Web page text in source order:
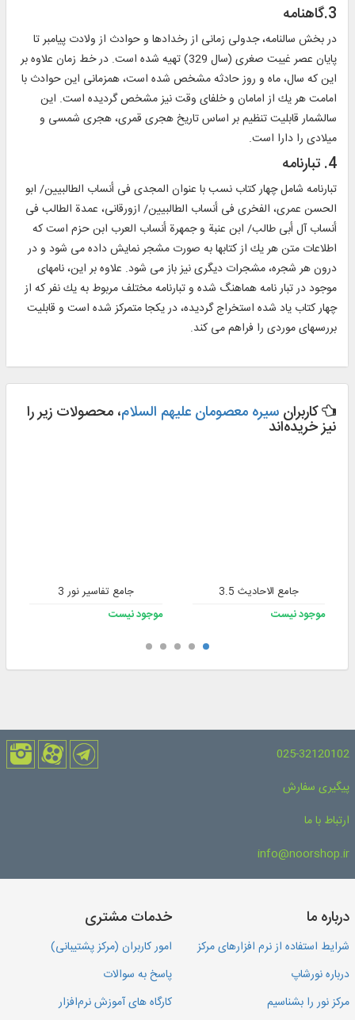
3.گاهنامه‏
در بخش سالنامه، جدولى زمانى از رخدادها و حوادث از ولادت پيامبر تا
پايان عصر غيبت صغرى (سال 329) تهيه شده است. در خط زمان علاوه بر
اين كه سال، ماه و روز حادثه مشخص شده است، همزمانى اين حوادث با
امامت هر يك از امامان و خلفاى وقت نيز مشخص گرديده است. اين
سالشمار قابليت تنظيم بر اساس تاريخ هجرى قمرى، هجرى شمسى و
ميلادى را دارا است.
4. تبارنامه‏
تبارنامه شامل چهار كتاب نسب با عنوان المجدى فى أنساب الطالبيين/ ابو
الحسن عمرى، الفخرى فى أنساب الطالبيين/ ازورقانى، عمدة الطالب فى
أنساب آل أبى طالب/ ابن عنبة و جمهرة أنساب العرب ابن حزم است كه
اطلاعات متن هر يك از كتابها به صورت مشجر نمايش داده مى شود و در
درون هر شجره، مشجرات ديگرى نيز باز مى شود. علاوه بر اين، نامهاى
موجود در تبار نامه هماهنگ شده و تبارنامه مختلف مربوط به يك نفر كه از
چهار كتاب ياد شده استخراج گرديده، در يكجا متمركز شده است و قابليت
بررسى‏هاى موردى را فراهم مى كند.
کاربران سیره معصومان علیهم السلام، محصولات زیر را
نیز خریده‌اند
جامع الاحادیث 3.5
موجود نیست
جامع تفاسیر نور 3
موجود نیست
025-32120102
پیگیری سفارش
ارتباط با ما
info@noorshop.ir
درباره ما
شرایط استفاده از نرم افزارهای مرکز
درباره نورشاپ
مرکز نور را بشناسیم
خدمات مشتری
امور کاربران (مرکز پشتیبانی)
پاسخ به سوالات
کارگاه های آموزش نرم‌افزار